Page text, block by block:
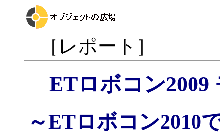
［レポート］
ETロボコン2009
～ETロボコン2010